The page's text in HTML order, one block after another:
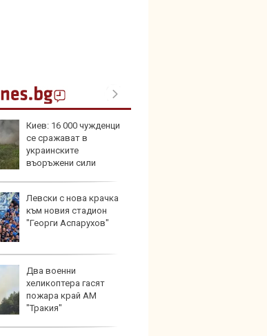
Киев: 16 000 чужденци
се сражават в
украинските
въоръжени сили
Левски с нова крачка
към новия стадион
"Георги Аспарухов"
Два военни
хеликоптера гасят
пожара край АМ
"Тракия"